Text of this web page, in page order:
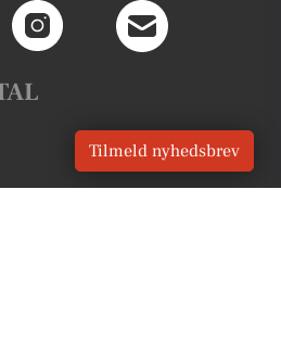
Tilmeld nyhedsbrev